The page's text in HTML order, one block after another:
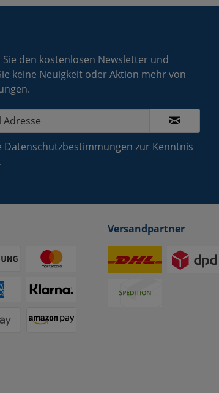
den kostenlosen Newsletter und
keine Neuigkeit oder Aktion mehr von
Datenschutzbestimmungen zur Kenntnis
Versandpartner